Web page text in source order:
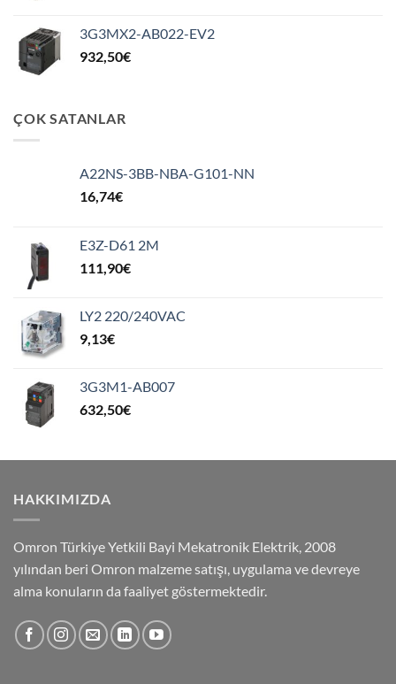
3G3MX2-AB022-EV2
932,50€
ÇOK SATANLAR
A22NS-3BB-NBA-G101-NN
16,74€
E3Z-D61 2M
111,90€
LY2 220/240VAC
9,13€
3G3M1-AB007
632,50€
HAKKIMIZDA
Omron Türkiye Yetkili Bayi Mekatronik Elektrik, 2008
yılından beri Omron malzeme satışı, uygulama ve devreye
alma konuların da faaliyet göstermektedir.